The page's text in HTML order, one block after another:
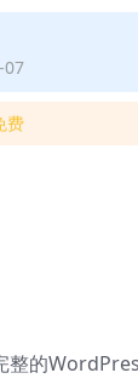
07
费
整的